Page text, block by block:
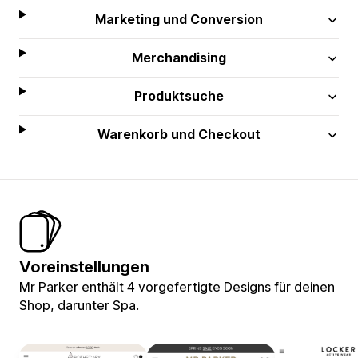
Marketing und Conversion
Merchandising
Produktsuche
Warenkorb und Checkout
Voreinstellungen
Mr Parker enthält 4 vorgefertigte Designs für deinen
Shop, darunter Spa.